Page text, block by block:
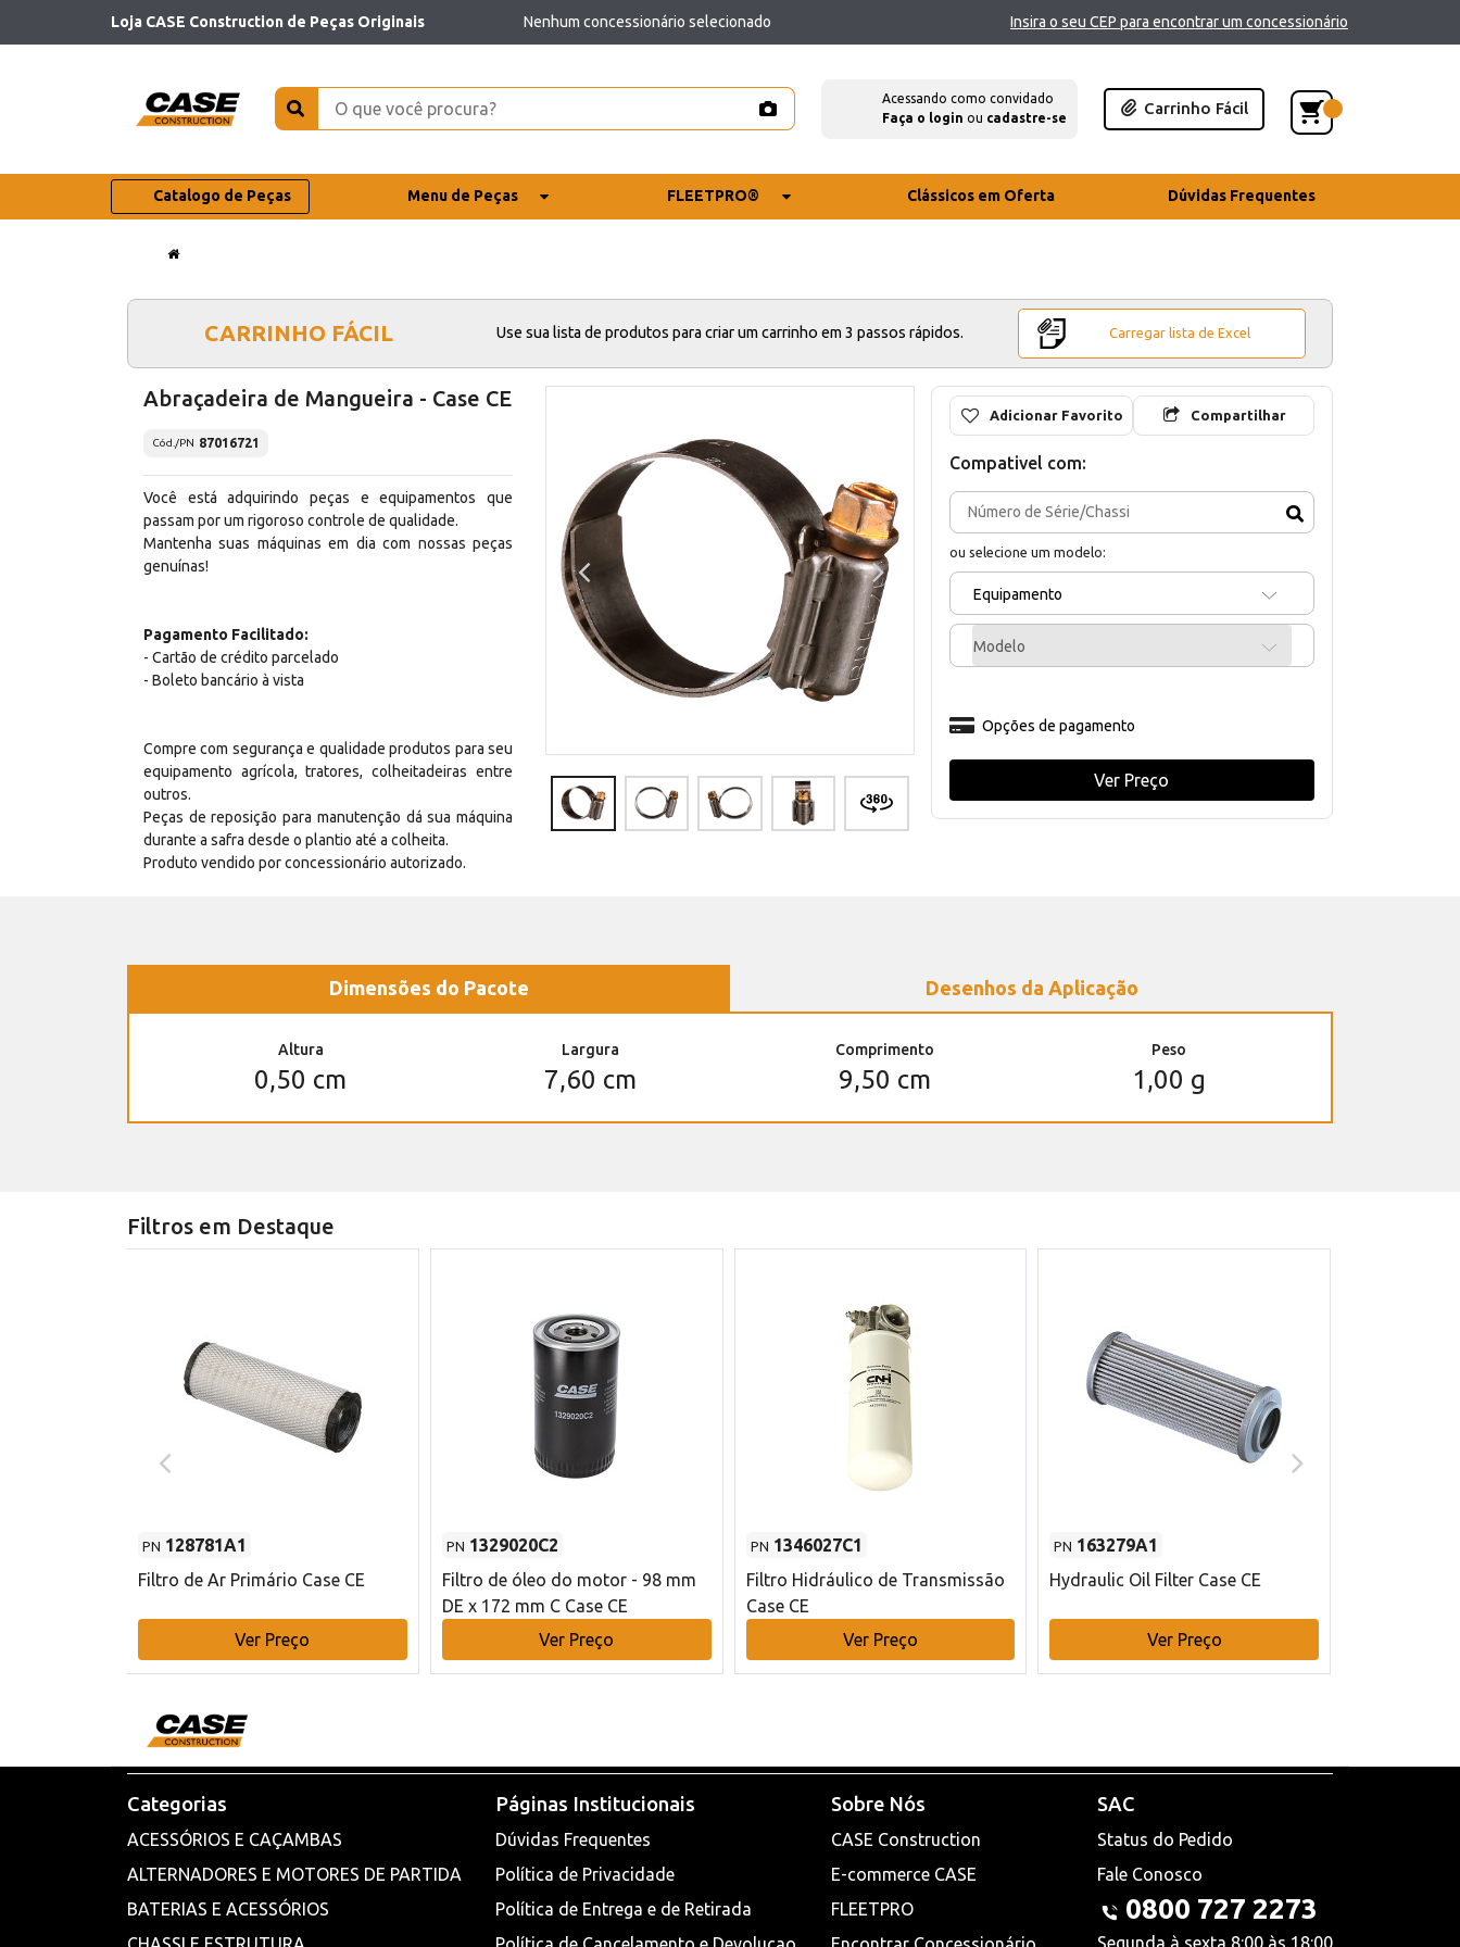
Loja CASE Construction de Peças Originais Nenhum concessionário selecionado Insira o seu CEP para encontrar um concessionário
Acessando como convidado
Faça o login ou cadastre-se
Carrinho Fácil
Catalogo de Peças Menu de Peças FLEETPRO® Clássicos em Oferta Dúvidas Frequentes
CARRINHO FÁCIL Use sua lista de produtos para criar um carrinho em 3 passos rápidos. Carregar lista de Excel
Abraçadeira de Mangueira - Case CE
Cód./PN 87016721
Você está adquirindo peças e equipamentos que
passam por um rigoroso controle de qualidade.
Mantenha suas máquinas em dia com nossas peças
genuínas!
Pagamento Facilitado:
- Cartão de crédito parcelado
- Boleto bancário à vista
Compre com segurança e qualidade produtos para seu
equipamento agrícola, tratores, colheitadeiras entre
outros.
Peças de reposição para manutenção dá sua máquina
durante a safra desde o plantio até a colheita.
Produto vendido por concessionário autorizado.
Adicionar Favorito Compartilhar
Compativel com:
ou selecione um modelo:
Equipamento
Modelo
Opções de pagamento
Ver Preço
Dimensões do Pacote Desenhos da Aplicação
Altura
0,50 cm
Largura
7,60 cm
Comprimento
9,50 cm
Peso
1,00 g
Filtros em Destaque
PN 128781A1
Filtro de Ar Primário Case CE
Ver Preço
PN 1329020C2
Filtro de óleo do motor - 98 mm
DE x 172 mm C Case CE
Ver Preço
PN 1346027C1
Filtro Hidráulico de Transmissão
Case CE
Ver Preço
PN 163279A1
Hydraulic Oil Filter Case CE
Ver Preço
Categorias
ACESSÓRIOS E CAÇAMBAS
ALTERNADORES E MOTORES DE PARTIDA
BATERIAS E ACESSÓRIOS
Páginas Institucionais
Dúvidas Frequentes
Política de Privacidade
Política de Entrega e de Retirada
Sobre Nós
CASE Construction
E-commerce CASE
FLEETPRO
SAC
Status do Pedido
Fale Conosco
0800 727 2273
Segunda à sexta 8:00 às 18:00